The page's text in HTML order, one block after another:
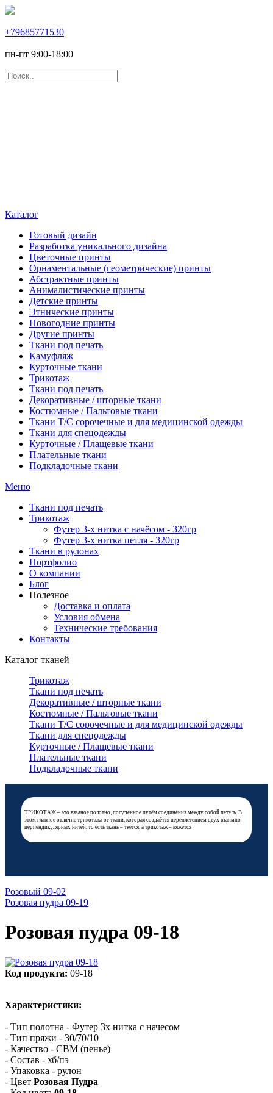
+79685771530
пн-пт 9:00-18:00
Каталог
Готовый дизайн
Разработка уникального дизайна
Цветочные принты
Орнаментальные (геометрические) принты
Абстрактные принты
Анималистические принты
Детские принты
Этнические принты
Новогодние принты
Другие принты
Ткани под печать
Камуфляж
Курточные ткани
Трикотаж
Ткани под печать
Декоративные / шторные ткани
Костюмные / Пальтовые ткани
Ткани Т/С сорочечные и для медицинской одежды
Ткани для спецодежды
Курточные / Плащевые ткани
Плательные ткани
Подкладочные ткани
Меню
Ткани под печать
Трикотаж
Футер 3-х нитка с начёсом - 320гр
Футер 3-х нитка петля - 320гр
Ткани в рулонах
Портфолио
О компании
Блог
Полезное
Доставка и оплата
Условия обмена
Технические требования
Контакты
Каталог тканей
Трикотаж
Ткани под печать
Декоративные / шторные ткани
Костюмные / Пальтовые ткани
Ткани Т/С сорочечные и для медицинской одежды
Ткани для спецодежды
Курточные / Плащевые ткани
Плательные ткани
Подкладочные ткани
ТРИКОТАЖ – это вязаное полотно, полученное путём соединения между собой петель. В
этом главное отличие трикотажа от ткани, которая создаётся переплетением двух взаимно
перпендикулярных нитей, то есть ткань – ткётся, а трикотаж – вяжется
Розовый 09-02
Розовая пудра 09-19
Розовая пудра 09-18
Код продукта: 09-18
Характеристики:
- Тип полотна - Футер 3х нитка с начесом
- Тип пряжи - 30/70/10
- Качество - СВМ (пенье)
- Состав - хб/пэ
- Упаковка - рулон
- Цвет Розовая Пудра